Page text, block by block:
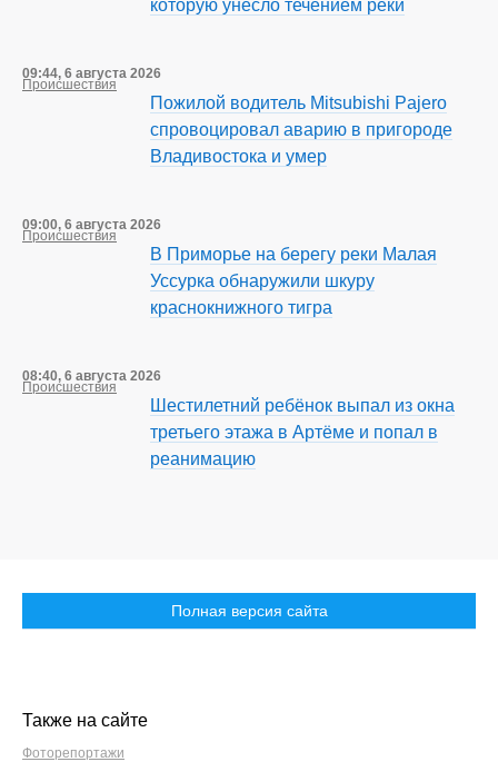
которую унесло течением реки
09:44, 6 августа 2026
Происшествия
Пожилой водитель Mitsubishi Pajero
спровоцировал аварию в пригороде
Владивостока и умер
09:00, 6 августа 2026
Происшествия
В Приморье на берегу реки Малая
Уссурка обнаружили шкуру
краснокнижного тигра
08:40, 6 августа 2026
Происшествия
Шестилетний ребёнок выпал из окна
третьего этажа в Артёме и попал в
реанимацию
Полная версия сайта
Также на сайте
Фоторепортажи